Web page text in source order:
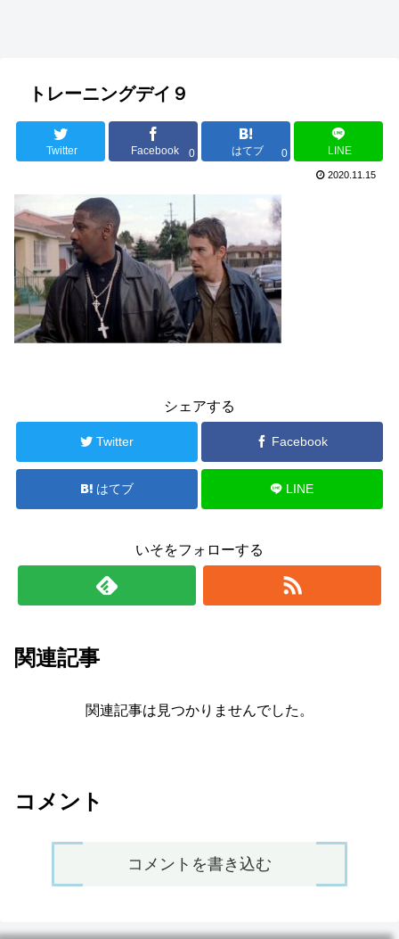
トレーニングデイ９
Twitter Facebook 0 はてブ 0 LINE
2020.11.15
シェアする
Twitter Facebook
はてブ LINE
いそをフォローする
関連記事
関連記事は見つかりませんでした。
コメント
コメントを書き込む